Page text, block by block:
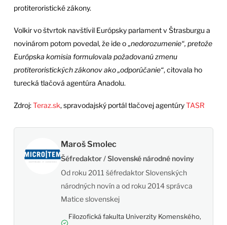
protiteroristické zákony.
Volkir vo štvrtok navštívil Európsky parlament v Štrasburgu a
novinárom potom povedal, že ide o „nedorozumenie“, pretože
Európska komisia formulovala požadovanú zmenu
protiteroristických zákonov ako „odporúčanie“, citovala ho
turecká tlačová agentúra Anadolu.
Zdroj:Teraz.sk, spravodajský portál tlačovej agentúryTASR
Maroš Smolec
Šéfredaktor / Slovenské národné noviny
Od roku 2011 šéfredaktor Slovenských
národných novín a od roku 2014 správca
Matice slovenskej
Filozofická fakulta Univerzity Komenského,